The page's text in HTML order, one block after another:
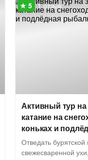
1 отзыв
Активный тур
катание на
коньках и
Отведать бурятской
свежесваренной